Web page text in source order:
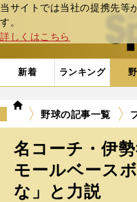
当サイトでは当社の提携先等
す。
詳しくはこちら
web Sportiva (webス
新着 ランキング
we
ポ
ル
テ
ィ
野球の記事一覧
名コーチ・伊
モールベース
な」と力説